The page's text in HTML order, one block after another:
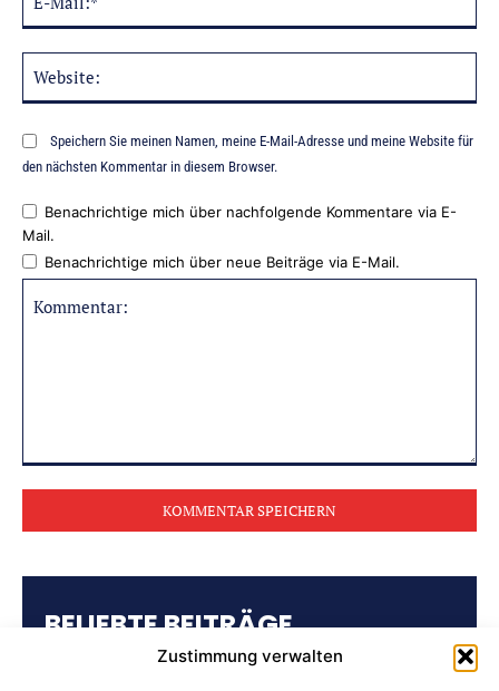
Zustimmung verwalten
Speichern Sie meinen Namen, meine E-Mail-Adresse und meine Website für
den nächsten Kommentar in diesem Browser.
Benachrichtige mich über nachfolgende Kommentare via E-
Mail.
Benachrichtige mich über neue Beiträge via E-Mail.
BELIEBTE BEITRÄGE
Kulturring Attendorn präsentiert